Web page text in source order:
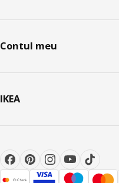
Contul meu
IKEA